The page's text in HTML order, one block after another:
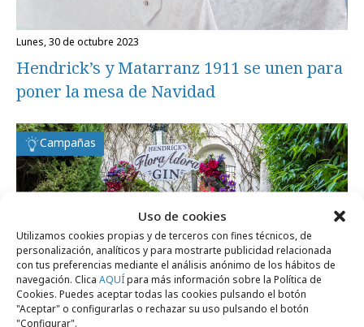
Uso de cookies
Utilizamos cookies propias y de terceros con fines técnicos, de
personalización, analíticos y para mostrarte publicidad relacionada
con tus preferencias mediante el análisis anónimo de los hábitos de
navegación. Clica AQUÍpara más información sobre la Política de
Cookies. Puedes aceptar todas las cookies pulsando el botón
"Aceptar" o configurarlas o rechazar su uso pulsando el botón
"Configurar".
lunes, 30 de octubre 2023
Hendrick’s y Matarranz 1911 se unen para
poner la mesa de Navidad
Campañas